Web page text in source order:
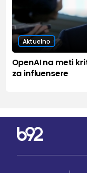
Aktuelno
OpenAI na meti
za influensere